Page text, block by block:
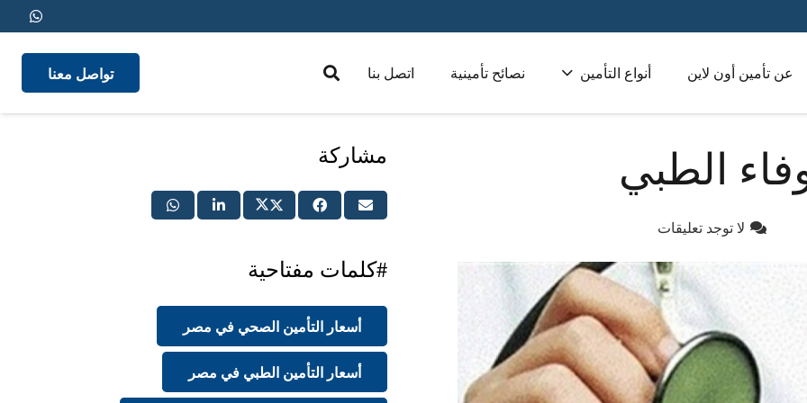
عن تأمين أون لاين أنواع التأمين نصائح تأمينية اتصل بنا تواصل معنا
الطبي
لا توجد تعليقات
مشاركة
#كلمات مفتاحية
أسعار التأمين الصحي في مصر
أسعار التأمين الطبي في مصر